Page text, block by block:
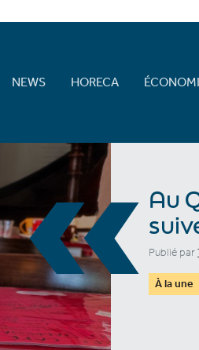
NEWS HORECA
«Au
Publié par
À la une